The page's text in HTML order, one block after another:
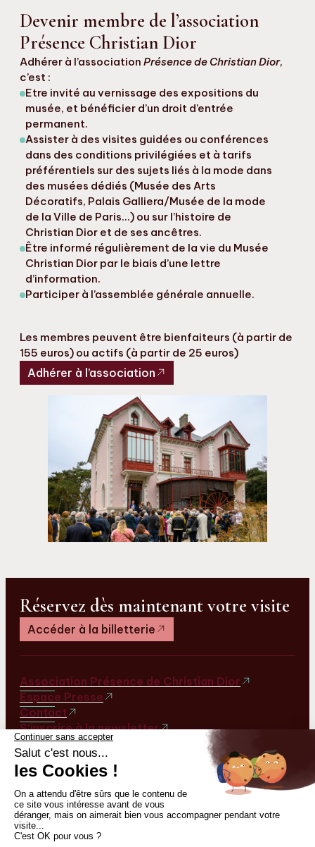
Devenir membre de l’association
Présence Christian Dior
Adhérer à l’association Présence de Christian Dior,
c’est :
Etre invité au vernissage des expositions du
musée, et bénéficier d’un droit d’entrée
permanent.
Assister à des visites guidées ou conférences
dans des conditions privilégiées et à tarifs
préférentiels sur des sujets liés à la mode dans
des musées dédiés (Musée des Arts
Décoratifs, Palais Galliera/Musée de la mode
de la Ville de Paris…) ou sur l’histoire de
Christian Dior et de ses ancêtres.
Être informé régulièrement de la vie du Musée
Christian Dior par le biais d’une lettre
d’information.
Participer à l’assemblée générale annuelle.
Les membres peuvent être bienfaiteurs (à partir de
155 euros) ou actifs (à partir de 25 euros)
Adhérer à l’association
Réservez dès maintenant votre visite
Accéder à la billetterie
Association Présence de Christian Dior
Espace Presse
Contact
S’inscrire à la newsletter
Nos labels
Facebook